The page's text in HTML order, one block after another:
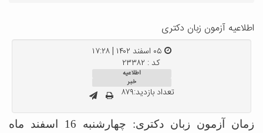
اطلاعیه آزمون زبان دکتری
کد : ۲۳۳۸۲
اطلاعیه
خبر
تعداد بازدید:۸۷۹
زمان آزمون زبان دکتری: چهارشنبه 16 اسفند ماه